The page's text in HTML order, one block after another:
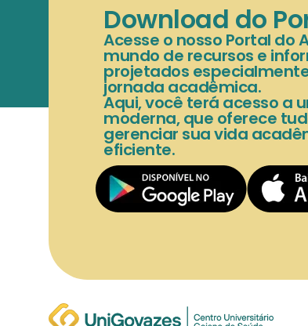
Download do
Acesse o nosso Portal do
mundo de recursos e
projetados
jornada acadêmica.
Aqui, você terá acesso a
moderna, que oferece
gerenciar sua vida
eficiente.